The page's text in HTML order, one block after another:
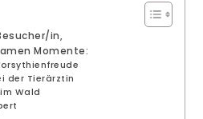
in,
Momente:
der Tierärztin
Wald